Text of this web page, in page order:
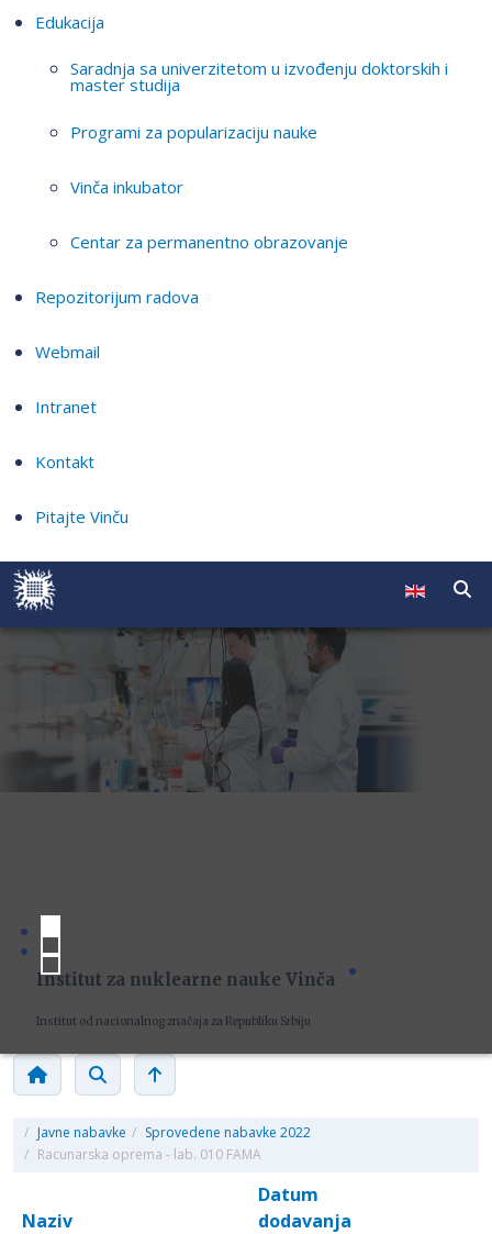
Edukacija
Saradnja sa univerzitetom u izvođenju doktorskih i
master studija
Programi za popularizaciju nauke
Vinča inkubator
Centar za permanentno obrazovanje
Repozitorijum radova
Webmail
Intranet
Kontakt
Pitajte Vinču
Institut za nuklearne nauke Vinča
Institut od nacionalnog značaja za Republiku Srbiju
/ Javne nabavke / Sprovedene nabavke 2022
/ Racunarska oprema - lab. 010 FAMA
Naziv
Datum
dodavanja